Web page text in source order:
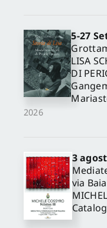
2026
5-27
LISA
DI
3
via